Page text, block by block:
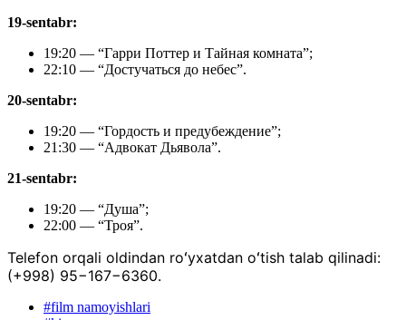
19-sentabr:
19:20 — “Гарри Поттер и Тайная комната”;
22:10 — “Достучаться до небес”.
20-sentabr:
19:20 — “Гордость и предубеждение”;
21:30 — “Адвокат Дьявола”.
21-sentabr:
19:20 — “Душа”;
22:00 — “Троя”.
Telefon orqali oldindan roʻyxatdan oʻtish talab qilinadi:
(+998) 95−167−6360.
#film namoyishlari